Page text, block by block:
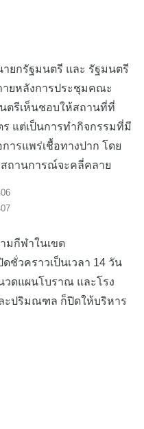
กรัฐมนตรี และ รัฐมนตรี
ายหลังการประชุมคณะ
ตรีเห็นชอบให้สถานที่ที่
แต่เป็นการทำกิจกรรมที่มี
การแพร่เชื้อทางปาก โดย
สถานการณ์จะคลี่คลาย
กีฬาในเขต
วคราวเป็นเวลา 14 วัน
ดแผนโบราณ และโรง
ะปริมณฑล ก็ปิดให้บริหาร